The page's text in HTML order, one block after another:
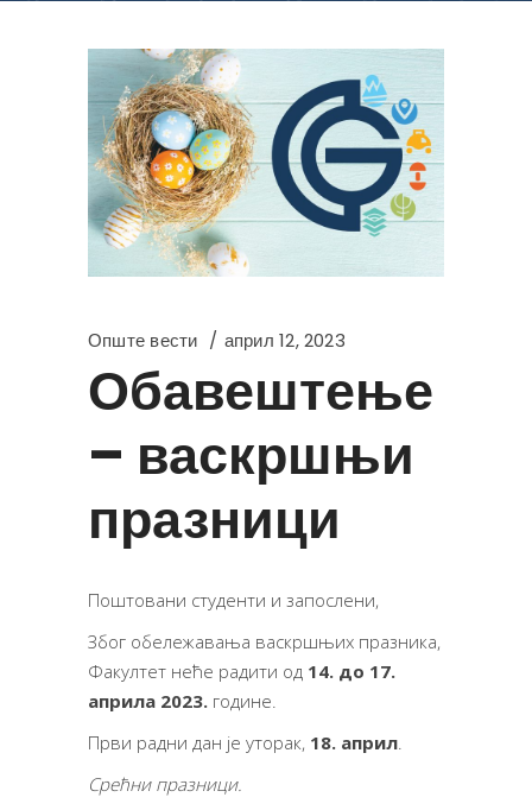
Опште вести април 12, 2023
Обавештење
– васкршњи
празници
Поштовани студенти и запослени,
Због обележавања васкршњих празника,
Факултет неће радити од 14. до 17.
априла 2023. године.
Први радни дан је уторак, 18. април.
Срећни празници.